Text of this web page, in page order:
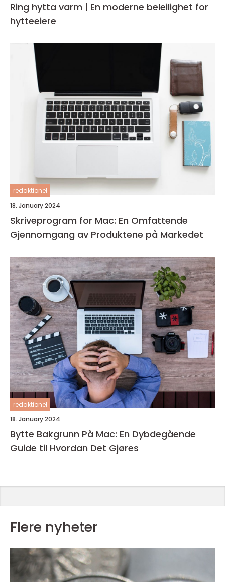
Ring hytta varm | En moderne beleilighet for
hytteeiere
redaktionel
18. January 2024
Skriveprogram for Mac: En Omfattende
Gjennomgang av Produktene på Markedet
redaktionel
18. January 2024
Bytte Bakgrunn På Mac: En Dybdegående
Guide til Hvordan Det Gjøres
Flere nyheter